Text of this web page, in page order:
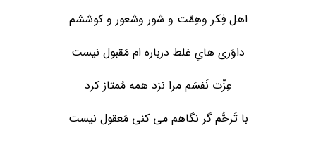
اهل فِکر وهِمّت و شور وشعور و کوششم
داوَری هایِ غلط درباره ام مَقبول نیست
عِزّت نَفسَم مرا نزد همه مُمتاز کرد
با تَرحُّم گر نگاهم می کنی مَعقول نیست